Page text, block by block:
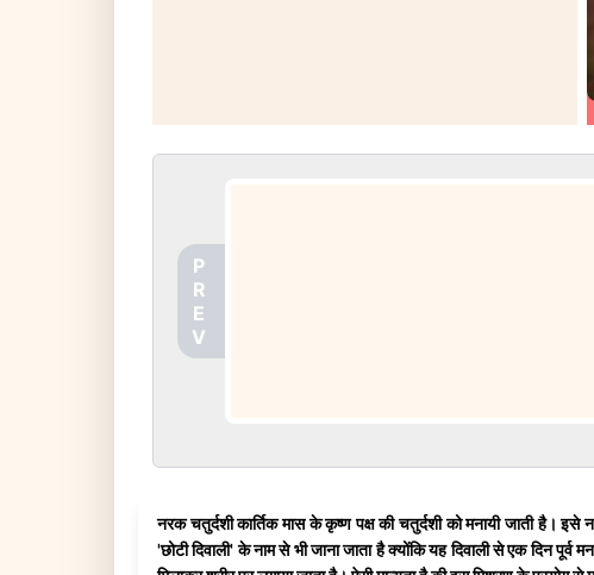
P
R
E
V
नरक चतुर्दशी कार्तिक मास के कृष्ण पक्ष की चतुर्दशी को मनायी जाती है।
'छोटी दिवाली' के नाम से भी जाना जाता है क्योंकि यह दिवाली से एक दिन